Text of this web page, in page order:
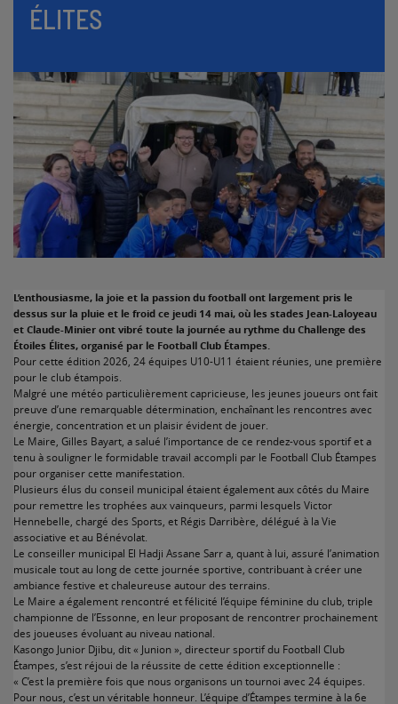
ÉLITES
L’enthousiasme, la joie et la passion du football ont largement pris le
dessus sur la pluie et le froid ce jeudi 14 mai, où les stades Jean-Laloyeau
et Claude-Minier ont vibré toute la journée au rythme du Challenge des
Étoiles Élites, organisé par le Football Club Étampes.
Pour cette édition 2026, 24 équipes U10-U11 étaient réunies, une première
pour le club étampois.
Malgré une météo particulièrement capricieuse, les jeunes joueurs ont fait
preuve d’une remarquable détermination, enchaînant les rencontres avec
énergie, concentration et un plaisir évident de jouer.
Le Maire, Gilles Bayart, a salué l’importance de ce rendez-vous sportif et a
tenu à souligner le formidable travail accompli par le Football Club Étampes
pour organiser cette manifestation.
Plusieurs élus du conseil municipal étaient également aux côtés du Maire
pour remettre les trophées aux vainqueurs, parmi lesquels Victor
Hennebelle, chargé des Sports, et Régis Darribère, délégué à la Vie
associative et au Bénévolat.
Le conseiller municipal El Hadji Assane Sarr a, quant à lui, assuré l’animation
musicale tout au long de cette journée sportive, contribuant à créer une
ambiance festive et chaleureuse autour des terrains.
Le Maire a également rencontré et félicité l’équipe féminine du club, triple
championne de l’Essonne, en leur proposant de rencontrer prochainement
des joueuses évoluant au niveau national.
Kasongo Junior Djibu, dit « Junion », directeur sportif du Football Club
Étampes, s’est réjoui de la réussite de cette édition exceptionnelle :
« C’est la première fois que nous organisons un tournoi avec 24 équipes.
Pour nous, c’est un véritable honneur. L’équipe d’Étampes termine à la 6e